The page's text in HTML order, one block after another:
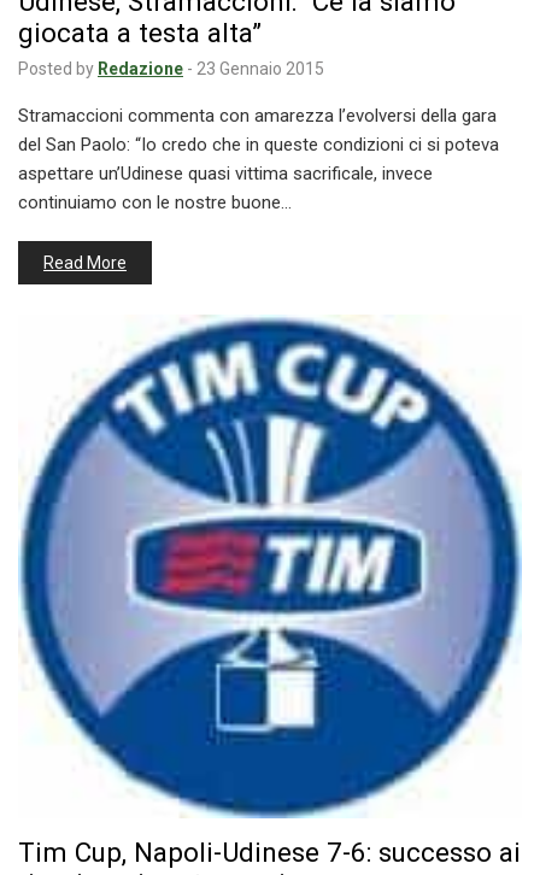
giocata a testa alta”
Posted by Redazione - 23 Gennaio 2015
Stramaccioni commenta con amarezza l’evolversi della gara
del San Paolo: “Io credo che in queste condizioni ci si poteva
aspettare un’Udinese quasi vittima sacrificale, invece
continuiamo con le nostre buone…
Read More
Tim Cup, Napoli-Udinese 7-6: successo ai